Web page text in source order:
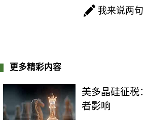
我来说两句
更多精彩内容
美多晶硅征税
者影响